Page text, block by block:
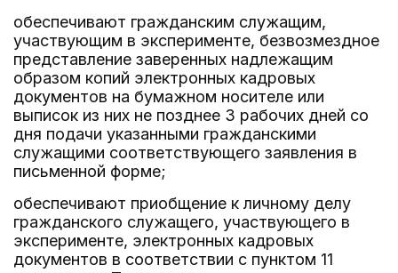
обеспечивают гражданским служащим,
участвующим в эксперименте, безвозмездное
представление заверенных надлежащим
образом копий электронных кадровых
документов на бумажном носителе или
выписок из них не позднее 3 рабочих дней со
дня подачи указанными гражданскими
служащими соответствующего заявления в
письменной форме;
обеспечивают приобщение к личному делу
гражданского служащего, участвующего в
эксперименте, электронных кадровых
документов в соответствии с пунктом 11